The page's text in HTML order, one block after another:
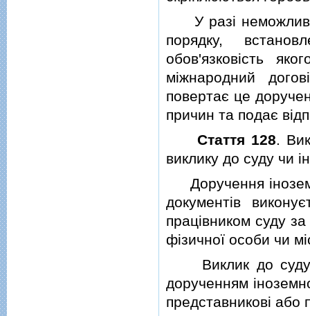
У разi
порядку,
обов'язковiсть
мiжнародний
повертає це
причин та подає
Стаття 128.
виклику до суду чи
Доручення
документiв
працiвником суду
фiзичної особи чи
Виклик до суду
дорученням
представниковi або